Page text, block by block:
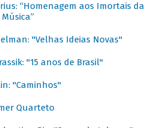
“Homenagem aos Imortais da
"Velhas Ideias Novas"
"15 anos de Brasil"
"Caminhos"
Quarteto